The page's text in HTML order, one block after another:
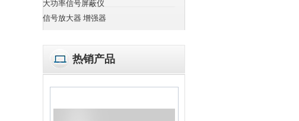
大功率信号屏蔽仪
信号放大器 增强器
热销产品